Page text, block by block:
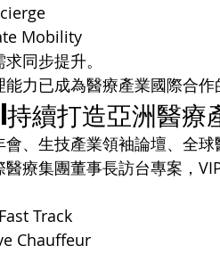
Mobility
同步提升。
能力已成為醫療產業國際合
持續打造亞洲醫
會、生技產業領袖論壇、全
醫療集團董事長訪台專案，
Track
Chauffeur